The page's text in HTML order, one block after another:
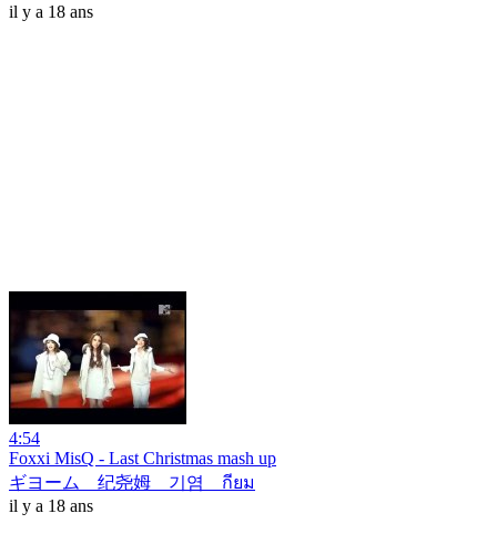
il y a 18 ans
4:54
Foxxi MisQ - Last Christmas mash up
ギヨーム 纪尧姆 기염 กียม
il y a 18 ans